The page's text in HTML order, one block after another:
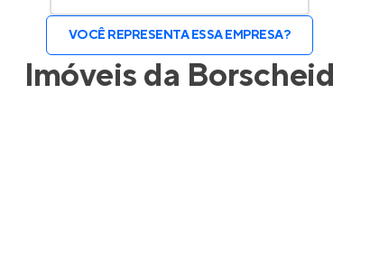
VOCÊ REPRESENTA ESSA EMPRESA?
Imóveis da Borscheid